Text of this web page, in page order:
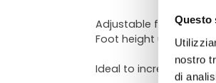
Questo
nostro
di
Adjustable foot -
Foot height up to 5.90"
Ideal to increase the